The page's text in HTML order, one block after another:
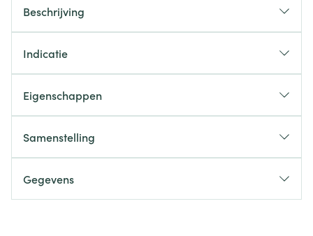
Beschrijving
Indicatie
Eigenschappen
Anatomische pasvorm voor de bredere bovenknie
Zeer stevig, huidvriendelijk gebreid materiaal
Met naad
Samenstelling
Gegevens